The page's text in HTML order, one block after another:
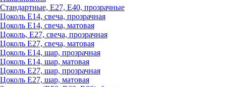
Стандартные, Е27, Е40, прозрачные
Цоколь Е14, свеча, прозрачная
Цоколь Е14, свеча, матовая
Цоколь, Е27, свеча, прозрачная
Цоколь Е27, свеча, матовая
Цоколь Е14, шар, прозрачная
Цоколь Е14, шар, матовая
Цоколь Е27, шар, прозрачная
Цоколь Е27, шар, матовая